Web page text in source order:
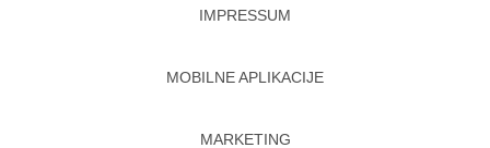
IMPRESSUM
MOBILNE APLIKACIJE
MARKETING